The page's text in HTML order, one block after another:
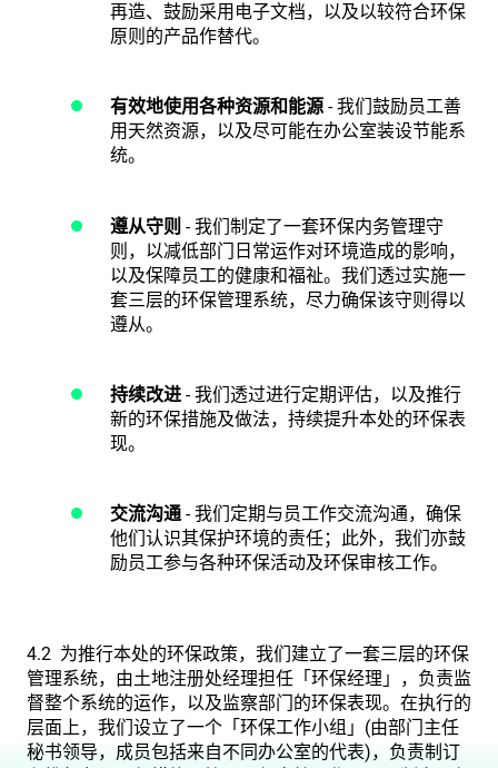
再造、鼓励采用电子文档，以及以较符合环保
原则的产品作替代。
有效地使用各种资源和能源 - 我们鼓励员工善
用天然资源，以及尽可能在办公室装设节能系
统。
遵从守则 - 我们制定了一套环保内务管理守
则，以减低部门日常运作对环境造成的影响，
以及保障员工的健康和福祉。我们透过实施一
套三层的环保管理系统，尽力确保该守则得以
遵从。
持续改进 - 我们透过进行定期评估，以及推行
新的环保措施及做法，持续提升本处的环保表
现。
交流沟通- 我们定期与员工作交流沟通，确保
他们认识其保护环境的责任；此外，我们亦鼓
励员工参与各种环保活动及环保审核工作。
4.2 为推行本处的环保政策，我们建立了一套三层的环保
管理系统，由土地注册处经理担任「环保经理」，负责监
督整个系统的运作，以及监察部门的环保表现。在执行的
层面上，我们设立了一个「环保工作小组」(由部门主任
秘书领导，成员包括来自不同办公室的代表)，负责制订